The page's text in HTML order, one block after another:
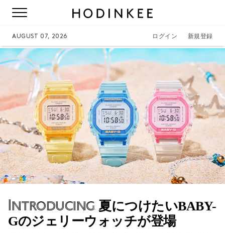
AUGUST 07, 2026 ログイン 新規登録
Introducing 夏につけたいBABY-
Gのジェリーウォッチが登場